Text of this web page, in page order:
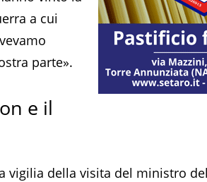
a cui
parte».
e il
vigilia della visita del ministro